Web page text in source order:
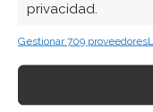
privacidad.
Gestionar 709 proveedores
hardware,
Ver